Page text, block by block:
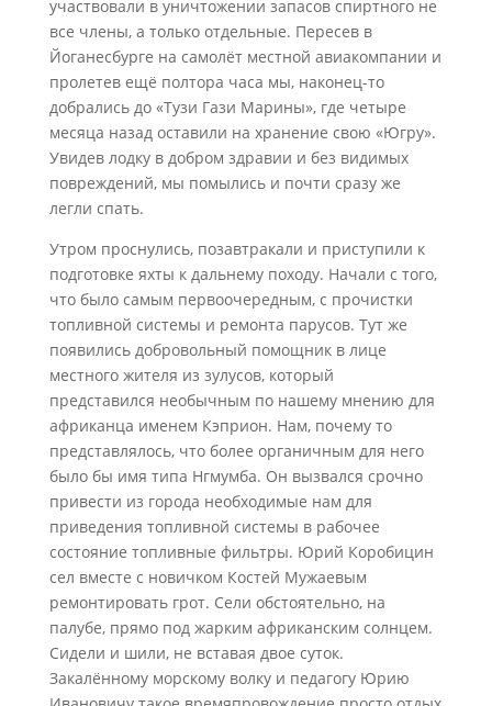
участвовали в уничтожении запасов спиртного не
все члены, а только отдельные. Пересев в
Йоганесбурге на самолёт местной авиакомпании и
пролетев ещё полтора часа мы, наконец-то
добрались до «Тузи Гази Марины», где четыре
месяца назад оставили на хранение свою «Югру».
Увидев лодку в добром здравии и без видимых
повреждений, мы помылись и почти сразу же
легли спать.
Утром проснулись, позавтракали и приступили к
подготовке яхты к дальнему походу. Начали с того,
что было самым первоочередным, с прочистки
топливной системы и ремонта парусов. Тут же
появились добровольный помощник в лице
местного жителя из зулусов, который
представился необычным по нашему мнению для
африканца именем Кэприон. Нам, почему то
представлялось, что более органичным для него
было бы имя типа Нгмумба. Он вызвался срочно
привести из города необходимые нам для
приведения топливной системы в рабочее
состояние топливные фильтры. Юрий Коробицин
сел вместе с новичком Костей Мужаевым
ремонтировать грот. Сели обстоятельно, на
палубе, прямо под жарким африканским солнцем.
Сидели и шили, не вставая двое суток.
Закалённому морскому волку и педагогу Юрию